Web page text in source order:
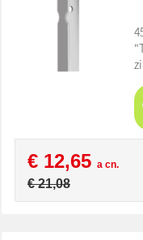
€ 12,65 a cn.
€ 21,08